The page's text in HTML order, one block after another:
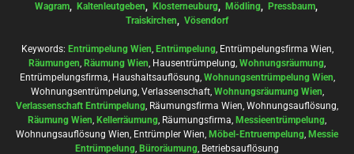
Wagram, Kaltenleutgeben, Klosterneuburg, Mödling, Pressbaum,
Traiskirchen, Vösendorf
Keywords: Entrümpelung Wien, Entrümpelung, Entrümpelungsfirma Wien,
Räumungen, Räumung Wien, Hausentrümpelung, Wohnungsräumung,
Entrümpelungsfirma, Haushaltsauflösung, Wohnungsentrümpelung Wien,
Wohnungsentrümpelung, Verlassenschaft, Wohnungsräumung Wien,
Verlassenschaft Entrümpelung, Räumungsfirma Wien, Wohnungsauflösung,
Räumung Wien, Kellerräumung, Räumungsfirma, Messieentrümpelung,
Wohnungsauflösung Wien, Entrümpler Wien, Möbel-Entruempelung, Messie
Entrümpelung, Büroräumung, Betriebsauflösung